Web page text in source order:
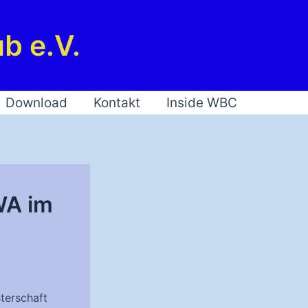
e.V.
Download Kontakt Inside WBC
im